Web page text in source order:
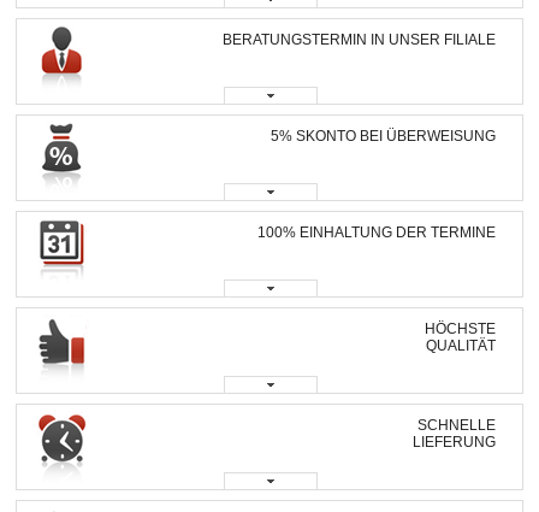
BERATUNGSTERMIN IN UNSER FILIALE
5% SKONTO BEI ÜBERWEISUNG
100% EINHALTUNG DER TERMINE
HÖCHSTE
QUALITÄT
SCHNELLE
LIEFERUNG